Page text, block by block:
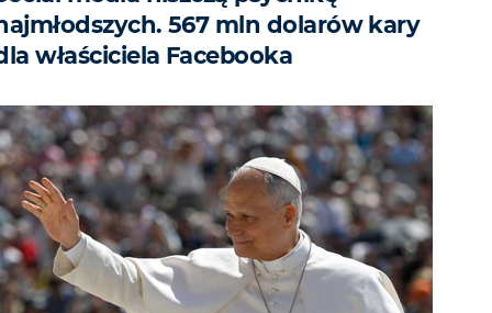
567 mln dolarów kary
właściciela Facebooka